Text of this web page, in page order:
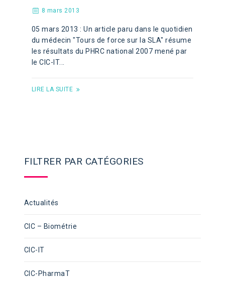
8 mars 2013
05 mars 2013 : Un article paru dans le quotidien
du médecin "Tours de force sur la SLA" résume
les résultats du PHRC national 2007 mené par
le CIC-IT...
LIRE LA SUITE
FILTRER PAR CATÉGORIES
Actualités
CIC – Biométrie
CIC-IT
CIC-PharmaT